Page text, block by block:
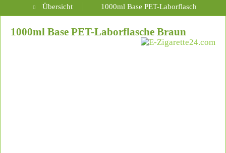
Übersicht 1000ml Base PET-Laborflasche Braun
1000ml Base PET-Laborflasche Braun